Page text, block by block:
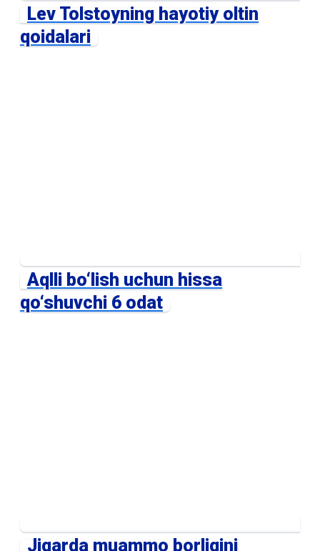
Lev Tolstoyning hayotiy oltin
qoidalari
Aqlli bo‘lish uchun hissa
qo‘shuvchi 6 odat
Jigarda muammo borligini